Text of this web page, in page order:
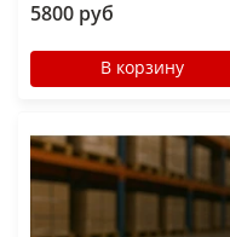
5800 руб
В корзину